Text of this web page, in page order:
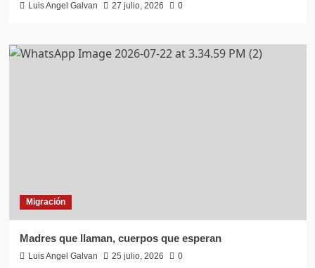
Luis Angel Galvan 27 julio, 2026 0
Migración
Madres que llaman, cuerpos que esperan
Luis Angel Galvan 25 julio, 2026 0